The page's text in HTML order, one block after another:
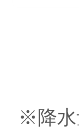
※降水